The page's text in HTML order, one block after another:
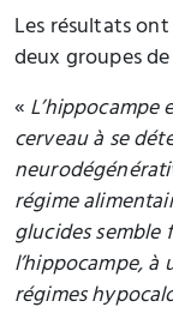
Les résultats
deux groupes
«
cerveau à se
régime
glucides
l’hippocampe,
régimes